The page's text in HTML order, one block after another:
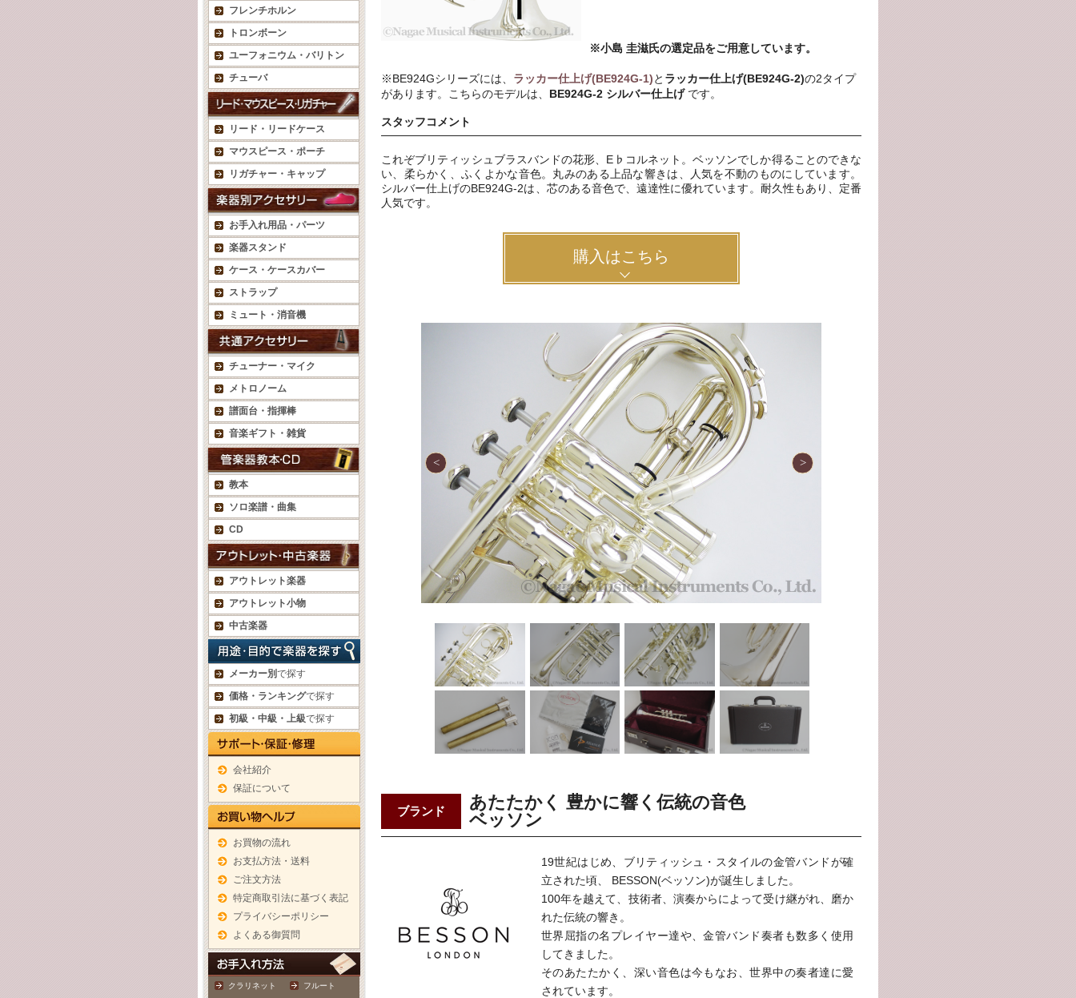
フレンチホルン
トロンボーン
ユーフォニウム・バリトン
チューバ
リード・リードケース
マウスピース・ポーチ
リガチャー・キャップ
お手入れ用品・パーツ
楽器スタンド
ケース・ケースカバー
ストラップ
ミュート・消音機
チューナー・マイク
メトロノーム
譜面台・指揮棒
音楽ギフト・雑貨
教本
ソロ楽譜・曲集
CD
アウトレット楽器
アウトレット小物
中古楽器
メーカー別で探す
価格・ランキングで探す
初級・中級・上級で探す
会社紹介
保証について
お買物の流れ
お支払方法・送料
ご注文方法
特定商取引法に基づく表記
プライバシーポリシー
よくある御質問
クラリネット フルート
※小島 圭滋氏の選定品をご用意しています。
※BE924Gシリーズには、 ラッカー仕上げ(BE924G-1)と ラッカー仕上げ(BE924G-2)の2タイプ
があります。こちらのモデルは、 BE924G-2 シルバー仕上げです。
スタッフコメント
これぞブリティッシュブラスバンドの花形、E♭コルネット。ベッソンでしか得ることのできな
い、柔らかく、ふくよかな音色。丸みのある上品な響きは、人気を不動のものにしています。
シルバー仕上げのBE924G-2は、芯のある音色で、遠達性に優れています。耐久性もあり、定番
人気です。
購入はこちら
ブランド
あたたかく 豊かに響く伝統の音色
ベッソン
19世紀はじめ、ブリティッシュ・スタイルの金管バンドが確
立された頃、 BESSON(ベッソン)が誕生しました。
100年を越えて、技術者、演奏からによって受け継がれ、磨か
れた伝統の響き。
世界屈指の名プレイヤー達や、金管バンド奏者も数多く使用
してきました。
そのあたたかく、深い音色は今もなお、世界中の奏者達に愛
されています。